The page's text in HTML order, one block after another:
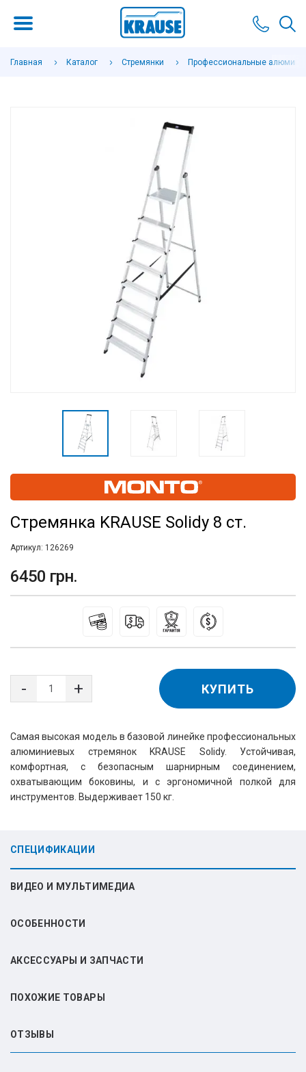
Главная Каталог Стремянки Профессиональные
Стремянка KRAUSE Solidy 8 ст.
Артикул: 126269
6450 грн.
Самая высокая модель в базовой линейке профессиональных
алюминиевых стремянок KRAUSE Solidy. Устойчивая,
комфортная, с безопасным шарнирным соединением,
охватывающим боковины, и с эргономичной полкой для
инструментов. Выдерживает 150 кг.
КУПИТЬ
СПЕЦИФИКАЦИИ
ВИДЕО И МУЛЬТИМЕДИА
ОСОБЕННОСТИ
АКСЕССУАРЫ И ЗАПЧАСТИ
ПОХОЖИЕ ТОВАРЫ
ОТЗЫВЫ